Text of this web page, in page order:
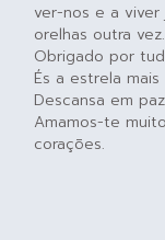
ver-nos e a
orelhas outra vez.
Obrigado por
És a estrela
Descansa em
Amamos-te
corações.